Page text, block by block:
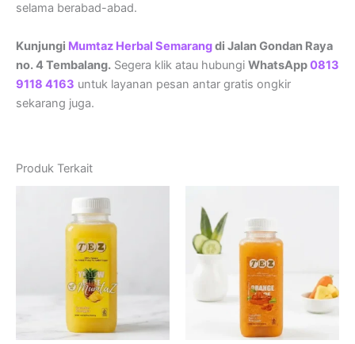
selama berabad-abad.
Kunjungi Mumtaz Herbal Semarangdi Jalan Gondan Raya
no. 4 Tembalang. Segera klik atau hubungi WhatsApp0813
9118 4163 untuk layanan pesan antar gratis ongkir
sekarang juga.
Produk Terkait